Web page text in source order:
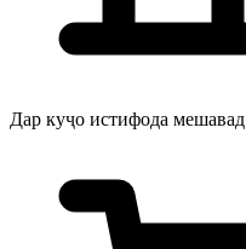
Дар куҷо истифода мешавад